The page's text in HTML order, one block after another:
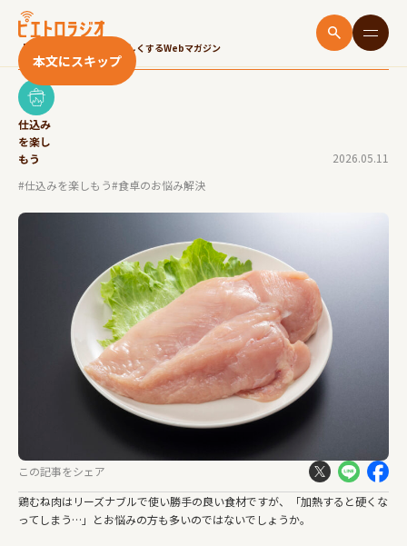
「いただきます！」をたのしくするWebマガジン
本文にスキップ
【下処理・調理】鶏むね肉を柔らかくする方法を6
つ解説！レシピも紹介
仕込み
を楽し
もう
2026.05.11
#仕込みを楽しもう#食卓のお悩み解決
この記事をシェア
鶏むね肉はリーズナブルで使い勝手の良い食材ですが、「加熱すると硬くな
ってしまう…」とお悩みの方も多いのではないでしょうか。